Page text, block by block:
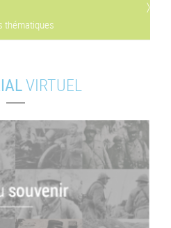
thématiques
VIRTUEL